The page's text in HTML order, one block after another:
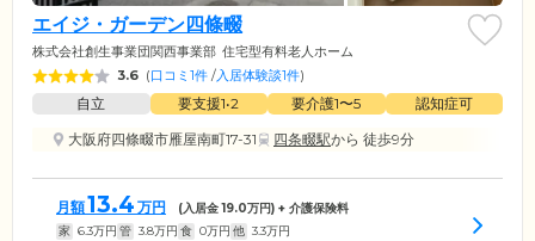
エイジ・ガーデン四條畷
株式会社創生事業団関西事業部 住宅型有料老人ホーム
3.6 (口コミ1件 /入居体験談1件)
自立 要支援1•2 要介護1〜5
認知症可
大阪府四條畷市雁屋南町17-31
四条畷駅から 徒歩9分
月額13.4 万円 (入居金19.0万円) + 介護保険料
家 6.3万円 管 3.8万円 食 0万円 他 3.3万円